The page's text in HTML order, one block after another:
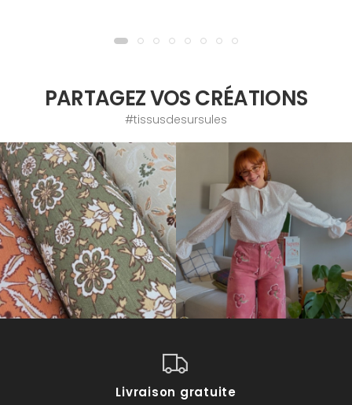
PARTAGEZ VOS CRÉATIONS
#tissusdesursules
Livraison gratuite